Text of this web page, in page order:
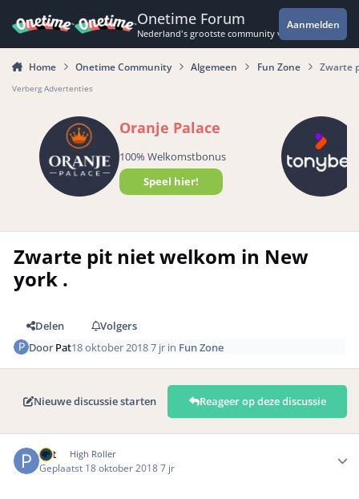
Onetime Forum
Nederland's grootste community voor de
Aanmelden
Home Onetime Community Algemeen Fun Zone Zwarte
Verberg Advertenties
Oranje Palace
100% Welkomstbonus
Speel hier!
Zwarte pit niet welkom in New
york .
Delen
Volgers
DoorPat18 oktober 20187 jr in Fun Zone
Nieuwe discussie starten Reageer op deze discussie
Pat High Roller
Geplaatst 18 oktober 20187 jr